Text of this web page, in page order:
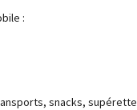
:
snacks,